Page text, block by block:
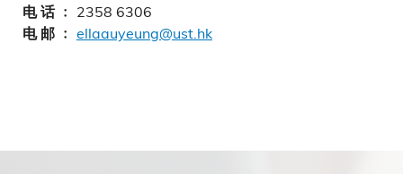
电 话 ﹕ 2358 6306
电 邮 ﹕ ellaauyeung@ust.hk